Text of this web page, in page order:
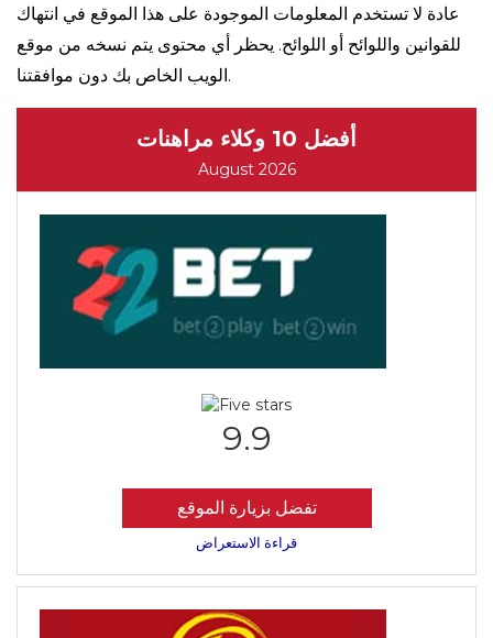
عادة لا تستخدم المعلومات الموجودة على هذا الموقع في انتهاك
للقوانين واللوائح أو اللوائح. يحظر أي محتوى يتم نسخه من موقع
الويب الخاص بك دون موافقتنا.
أفضل 10 وكلاء مراهنات
August 2026
9.9
تفضل بزيارة الموقع
قراءة الاستعراض